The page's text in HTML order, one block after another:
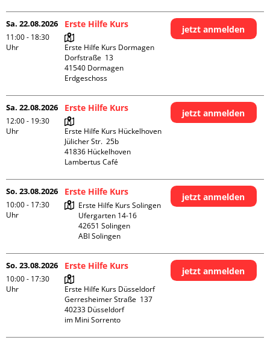
Sa. 22.08.2026
11:00 - 18:30
Uhr
Erste Hilfe Kurs
Erste Hilfe Kurs Dormagen
Dorfstraße  13
41540 Dormagen
Erdgeschoss
jetzt anmelden
Sa. 22.08.2026
12:00 - 19:30
Uhr
Erste Hilfe Kurs
Erste Hilfe Kurs Hückelhoven
Jülicher Str.  25b
41836 Hückelhoven
Lambertus Café
jetzt anmelden
So. 23.08.2026
10:00 - 17:30
Uhr
Erste Hilfe Kurs
Erste Hilfe Kurs Solingen
Ufergarten 14-16
42651 Solingen
ABI Solingen
jetzt anmelden
So. 23.08.2026
10:00 - 17:30
Uhr
Erste Hilfe Kurs
Erste Hilfe Kurs Düsseldorf
Gerresheimer Straße  137
40233 Düsseldorf
im Mini Sorrento
jetzt anmelden